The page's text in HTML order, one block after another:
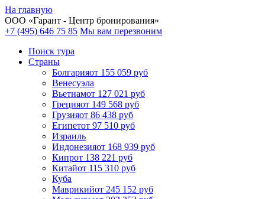
На главную
ООО «Гарант - Центр бронирования»
+7 (495) 646 75 85 Мы вам перезвоним
Поиск тура
Cтраны
Болгарияот 155 059 руб
Венесуэла
Вьетнамот 127 021 руб
Грецияот 149 568 руб
Грузияот 86 438 руб
Египетот 97 510 руб
Израиль
Индонезияот 168 939 руб
Кипрот 138 221 руб
Китайот 115 310 руб
Куба
Маврикийот 245 152 руб